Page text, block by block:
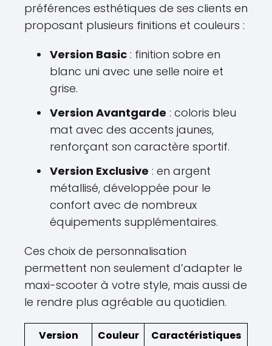
préférences esthétiques de ses clients en
proposant plusieurs finitions et couleurs :
Version Basic : finition sobre en
blanc uni avec une selle noire et
grise.
Version Avantgarde : coloris bleu
mat avec des accents jaunes,
renforçant son caractère sportif.
Version Exclusive : en argent
métallisé, développée pour le
confort avec de nombreux
équipements supplémentaires.
Ces choix de personnalisation
permettent non seulement d’adapter le
maxi-scooter à votre style, mais aussi de
le rendre plus agréable au quotidien.
Version Couleur
Caractéristiques